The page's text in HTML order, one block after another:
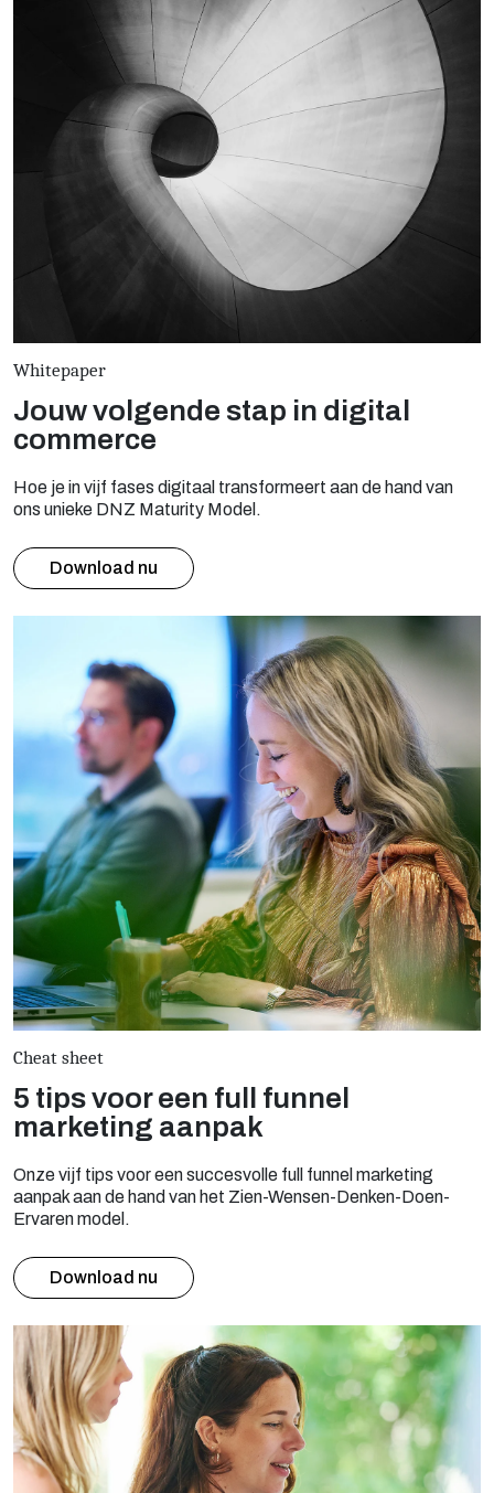
Whitepaper
Jouw volgende stap in digital
commerce
Hoe je in vijf fases digitaal transformeert aan de hand van
ons unieke DNZ Maturity Model.
Download nu
Cheat sheet
5 tips voor een full funnel
marketing aanpak
Onze vijf tips voor een succesvolle full funnel marketing
aanpak aan de hand van het Zien-Wensen-Denken-Doen-
Ervaren model.
Download nu